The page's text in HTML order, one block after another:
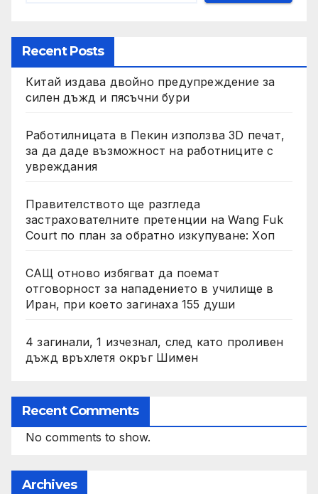
Recent Posts
Китай издава двойно предупреждение за
силен дъжд и пясъчни бури
Работилницата в Пекин използва 3D печат,
за да даде възможност на работниците с
увреждания
Правителството ще разгледа
застрахователните претенции на Wang Fuk
Court по план за обратно изкупуване: Хоп
САЩ отново избягват да поемат
отговорност за нападението в училище в
Иран, при което загинаха 155 души
4 загинали, 1 изчезнал, след като проливен
дъжд връхлетя окръг Шимен
Recent Comments
No comments to show.
Archives